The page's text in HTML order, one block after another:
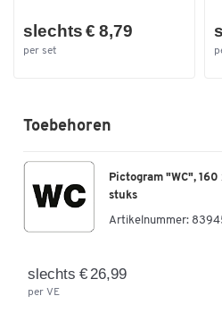
slechts € 8,79
per set
Toebehoren
Pictogram "WC",
stuks
Artikelnummer:
slechts € 26,99
per VE